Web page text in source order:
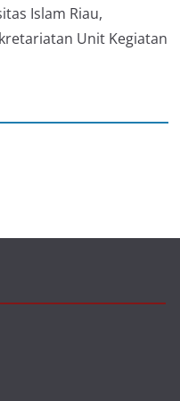
Islam Riau,
Unit Kegiatan